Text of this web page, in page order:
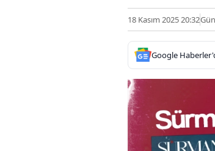
18 Kasım 2025 20:32
Google